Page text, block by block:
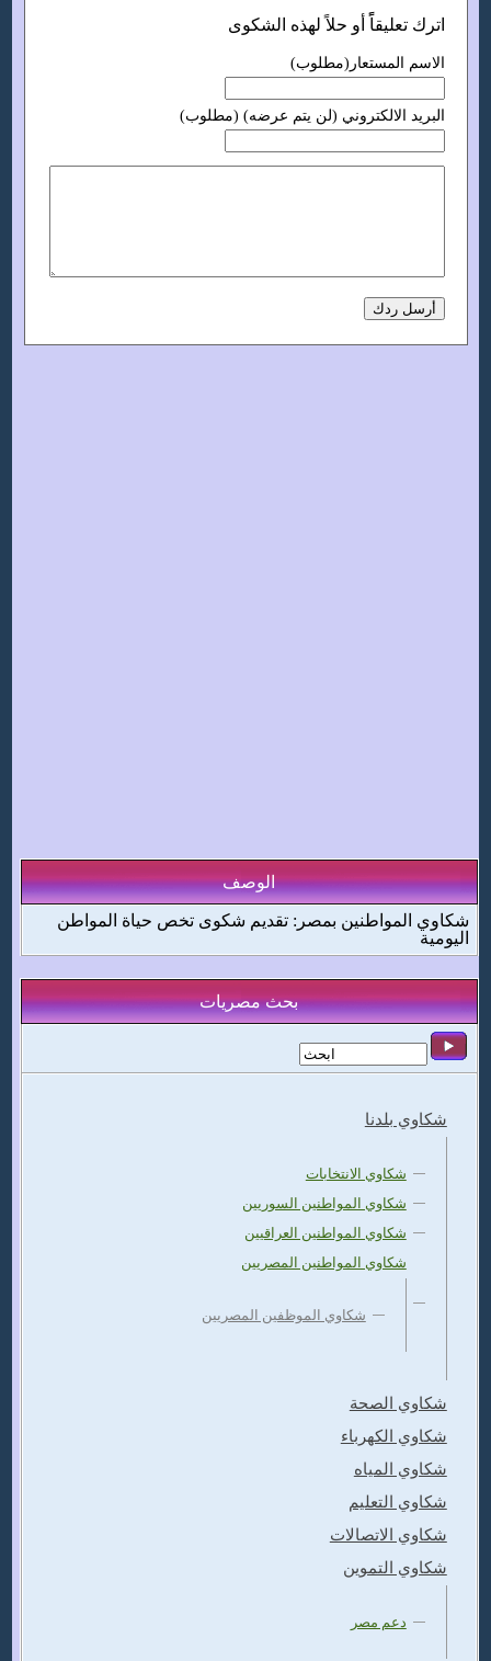
اترك تعليقاًً أو حلاً لهذه الشكوى
الاسم المستعار(مطلوب)
البريد الالكتروني (لن يتم عرضه) (مطلوب)
الوصف
شكاوي المواطنين بمصر: تقديم شكوى تخص حياة المواطن
اليومية
بحث مصريات
شكاوي بلدنا
شكاوي الانتخابات
شكاوي المواطنين السوريين
شكاوي المواطنين العراقيين
شكاوي المواطنين المصريين
شكاوي الموظفين المصريين
شكاوي الصحة
شكاوي الكهرباء
شكاوي المياه
شكاوي التعليم
شكاوي الاتصالات
شكاوي التموين
دعم مصر